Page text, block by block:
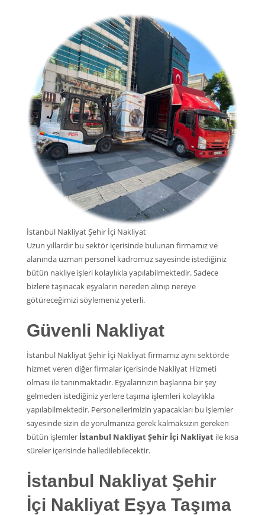
İstanbul Nakliyat Şehir İçi Nakliyat
Uzun yıllardır bu sektör içerisinde bulunan firmamız ve
alanında uzman personel kadromuz sayesinde istediğiniz
bütün nakliye işleri kolaylıkla yapılabilmektedir. Sadece
bizlere taşınacak eşyaların nereden alınıp nereye
götüreceğimizi söylemeniz yeterli.
Güvenli Nakliyat
İstanbul Nakliyat Şehir İçi Nakliyat firmamız aynı sektörde
hizmet veren diğer firmalar içerisinde Nakliyat Hizmeti
olması ile tanınmaktadır. Eşyalarınızın başlarına bir şey
gelmeden istediğiniz yerlere taşıma işlemleri kolaylıkla
yapılabilmektedir. Personellerimizin yapacakları bu işlemler
sayesinde sizin de yorulmanıza gerek kalmaksızın gereken
bütün işlemler İstanbul Nakliyat Şehir İçi Nakliyat ile kısa
süreler içerisinde halledilebilecektir.
İstanbul Nakliyat Şehir
İçi Nakliyat Eşya Taşıma